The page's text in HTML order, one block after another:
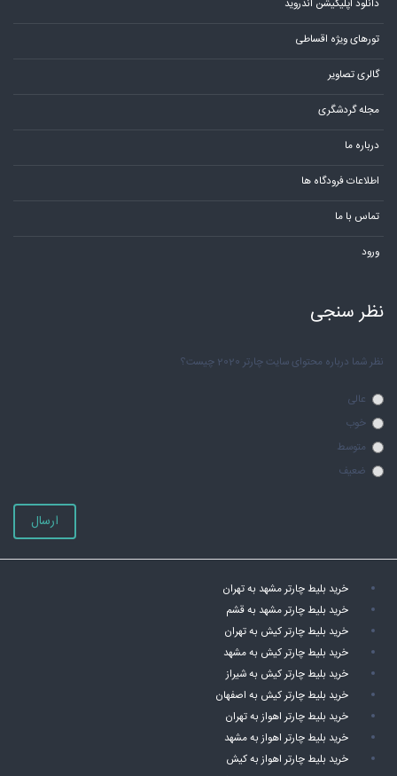
دانلود اپلیکیشن اندروید
تورهای ویژه اقساطی
گالری تصاویر
مجله گردشگری
درباره ما
اطلاعات فرودگاه ها
تماس با ما
ورود
نظر سنجی
نظر شما درباره محتوای سایت چارتر 2020 چیست؟
عالی
خوب
متوسط
ضعیف
ارسال
خرید بلیط چارتر مشهد به تهران
خرید بلیط چارتر مشهد به قشم
خرید بلیط چارتر کیش به تهران
خرید بلیط چارتر کیش به مشهد
خرید بلیط چارتر کیش به شیراز
خرید بلیط چارتر کیش به اصفهان
خرید بلیط چارتر اهواز به تهران
خرید بلیط چارتر اهواز به مشهد
خرید بلیط چارتر اهواز به کیش